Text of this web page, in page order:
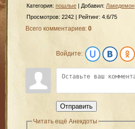
Категория: пошлые | Добавил: Лакедемон
Просмотров: 2242 | Рейтинг: 4.6/75
Всего комментариев: 0
Войдите:
Отправить
Читать ещё Анекдоты